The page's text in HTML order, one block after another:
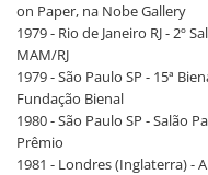
on Paper, na Nobe Gallery
1979 - Rio de Janeiro RJ - 2º
MAM/RJ
1979 - São Paulo SP - 15ª
Fundação Bienal
1980 - São Paulo SP - Salão
Prêmio
1981 - Londres (Inglaterra) -